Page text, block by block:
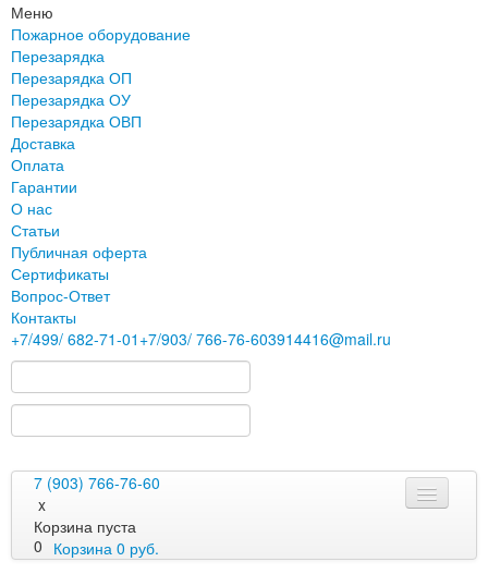
Меню
Пожарное оборудование
Перезарядка
Перезарядка ОП
Перезарядка ОУ
Перезарядка ОВП
Доставка
Оплата
Гарантии
О нас
Статьи
Публичная оферта
Сертификаты
Вопрос-Ответ
Контакты
+7/499/ 682-71-01 +7/903/ 766-76-603914416@mail.ru
7 (903) 766-76-60
x
Корзина пуста
0 Корзина 0 руб.